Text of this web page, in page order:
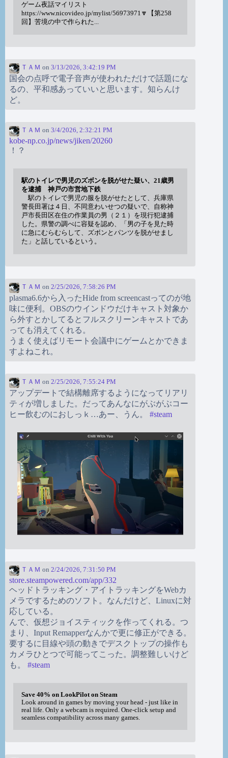
ゲーム夜話マイリスト
https://www.nicovideo.jp/mylist/56973971🔽【第258
回】苦境の中で作られた...
ＴＡＭ on 3/13/2026, 3:42:19 PM
国会の点呼で電子音声が使われただけで話題にな
るの、平和感あっていいと思います。知らんけ
ど。
ＴＡＭ on 3/4/2026, 2:32:21 PM
kobe-np.co.jp/news/jiken/20260
！？
駅のトイレで男児のズボンを脱がせた疑い、21歳男
を逮捕 神戸の市営地下鉄
駅のトイレで男児の服を脱がせたとして、兵庫県
警長田署は４日、不同意わいせつの疑いで、自称神
戸市長田区在住の作業員の男（２１）を現行犯逮捕
した。県警の調べに容疑を認め、「男の子を見た時
に急にむらむらして、ズボンとパンツを脱がせまし
た」と話しているという。
ＴＡＭ on 2/25/2026, 7:58:26 PM
plasma6.6から入ったHide from screencastってのが地
味に便利。OBSのウインドウだけキャスト対象か
ら外すとかしてるとフルスクリーンキャストであ
っても消えてくれる。
うまく使えばリモート会議中にゲームとかできま
すよねこれ。
ＴＡＭ on 2/25/2026, 7:55:24 PM
アップデートで結構離席するようになってリアリ
ティが増しました。だってあんなにがぶがぶコー
ヒー飲むのにおしっｋ…あー、うん。 #steam
ＴＡＭ on 2/24/2026, 7:31:50 PM
store.steampowered.com/app/332
ヘッドトラッキング・アイトラッキングをWebカ
メラでするためのソフト。なんだけど、Linuxに対
応している。
んで、仮想ジョイスティックを作ってくれる。つ
まり、Input Remapperなんかで更に修正ができる。
要するに目線や頭の動きでデスクトップの操作も
カメラひとつで可能ってこった。調整難しいけど
も。 #steam
Save 40% on LookPilot on Steam
Look around in games by moving your head - just like in
real life. Only a webcam is required. One-click setup and
seamless compatibility across many games.